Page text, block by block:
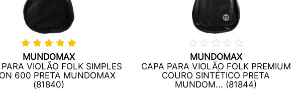
MUNDOMAX
VIOLÃO FOLK SIMPLES
600 PRETA MUNDOMAX
(81840)
MUNDOMAX
CAPA PARA VIOLÃO FOLK PREMIUM
COURO SINTÉTICO PRETA
MUNDOM... (81844)